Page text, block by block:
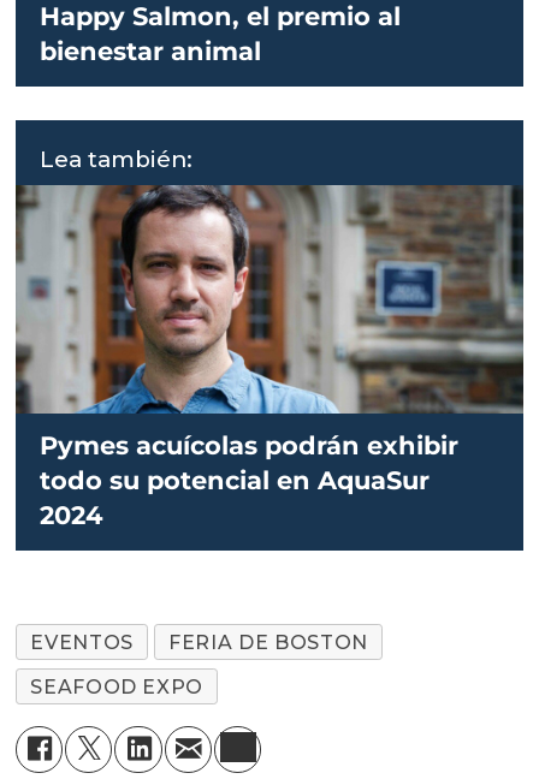
Happy Salmon, el premio al
bienestar animal
Lea también:
Pymes acuícolas podrán exhibir
todo su potencial en AquaSur
2024
EVENTOS
FERIA DE BOSTON
SEAFOOD EXPO